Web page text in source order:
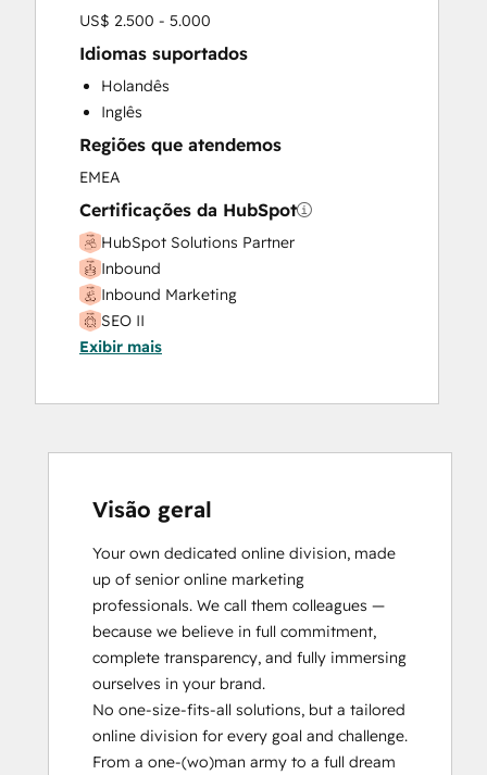
US$ 2.500 - 5.000
Idiomas suportados
Holandês
Inglês
Regiões que atendemos
EMEA
Certificações da HubSpot
HubSpot Solutions Partner
Inbound
Inbound Marketing
SEO II
Exibir mais
Visão geral
Your own dedicated online division, made
up of senior online marketing
professionals. We call them colleagues —
because we believe in full commitment,
complete transparency, and fully immersing
ourselves in your brand.
No one-size-fits-all solutions, but a tailored
online division for every goal and challenge.
From a one-(wo)man army to a full dream